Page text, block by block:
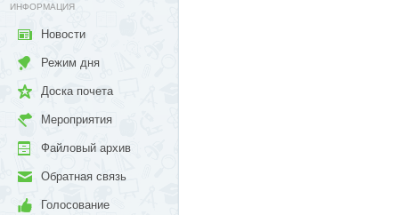
ИНФОРМАЦИЯ
Новости
Режим дня
Доска почета
Мероприятия
Файловый архив
Обратная связь
Голосование